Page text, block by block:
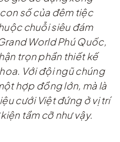
số của đêm tiệc
chuỗi siêu đám
World Phú Quốc,
trọn phần thiết kế
Với đội ngũ chúng
hợp đồng lớn, mà là
cưới Việt đứng ở vị trí
tầm cỡ như vậy.